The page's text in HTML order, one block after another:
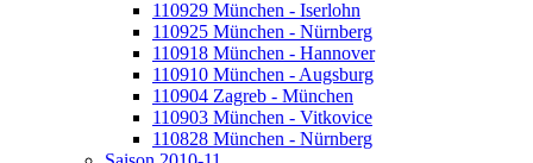
110929 München - Iserlohn
110925 München - Nürnberg
110918 München - Hannover
110910 München - Augsburg
110904 Zagreb - München
110903 München - Vitkovice
110828 München - Nürnberg